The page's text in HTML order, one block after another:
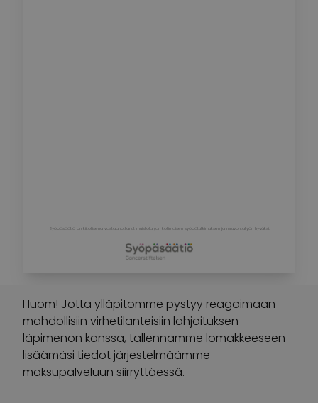
Syöpäsäätiö on kiitollisena vastaanottanut muistolahjan kotimaisen syöpätutkimuksen ja neuvontatyön hyväksi.
Huom! Jotta ylläpitomme pystyy reagoimaan
mahdollisiin virhetilanteisiin lahjoituksen
läpimenon kanssa, tallennamme lomakkeeseen
lisäämäsi tiedot järjestelmäämme
maksupalveluun siirryttäessä.